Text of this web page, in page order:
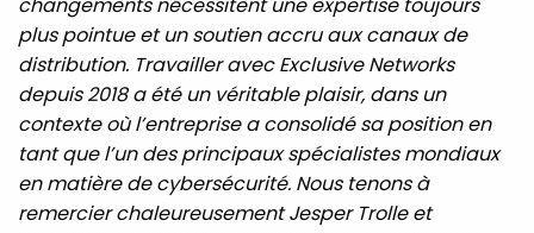
changements nécessitent une expertise toujours
plus pointue et un soutien accru aux canaux de
distribution. Travailler avec Exclusive Networks
depuis 2018 a été un véritable plaisir, dans un
contexte où l’entreprise a consolidé sa position en
tant que l’un des principaux spécialistes mondiaux
en matière de cybersécurité. Nous tenons à
remercier chaleureusement Jesper Trolle et